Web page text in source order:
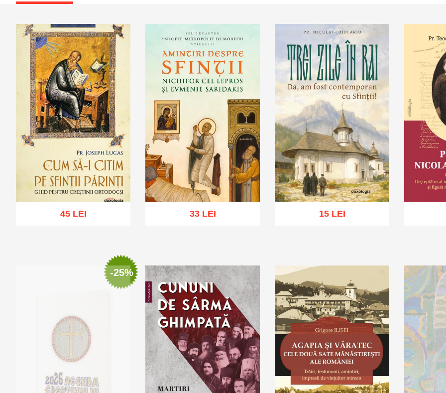
45 LEI
Adaugă în coș Wishlist
33 LEI
Adaugă în coș Wishlist
15 LEI
-25%